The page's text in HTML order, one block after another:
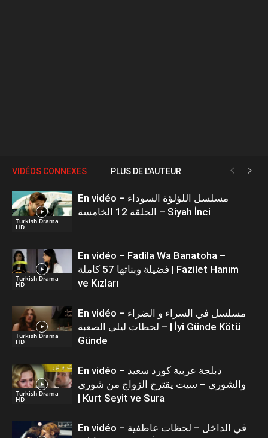
VIDÉOS CONNEXES PLUS DE L'AUTEUR
Turkish Drama
HD
En vidéo – مسلسل اللؤلؤة السوداء
الحلقة 12 الخامسة – Siyah İnci
Turkish Drama
HD
En vidéo – Fadila Wa Banatoha –
فضيلة وبناتها 57 كاملة | Fazilet Hanım
ve Kızları
Turkish Drama
HD
En vidéo – مسلسل في السراء و الضراء
– لحظات ليلى الصعبة | İyi Günde Kötü
Günde
Turkish Drama
HD
En vidéo – دبلجة عربية كورد سعيد
والشورى – سيت يقترح الزواج من شورى
| Kurt Seyit ve Sura
En vidéo – في الداخل – لحظات عاطفية